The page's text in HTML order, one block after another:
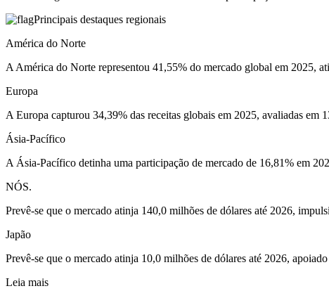
Principais destaques regionais
América do Norte
A América do Norte representou 41,55% do mercado global em 2025,
Europa
A Europa capturou 34,39% das receitas globais em 2025, avaliadas em
Ásia-Pacífico
A Ásia-Pacífico detinha uma participação de mercado de 16,81% em
NÓS.
Prevê-se que o mercado atinja 140,0 milhões de dólares até 2026,
Japão
Prevê-se que o mercado atinja 10,0 milhões de dólares até 2026,
Leia mais